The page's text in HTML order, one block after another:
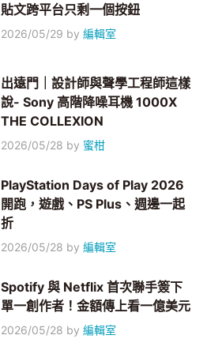
貼文跨平台只剩一個按鈕
2026/05/29 by編輯室
出遠門｜設計師與聲學工程師這樣
說- Sony 高階降噪耳機 1000X
THE COLLEXION
2026/05/28 by 蜜柑
PlayStation Days of Play 2026
開跑，遊戲、PS Plus、週邊一起
折
2026/05/28 by編輯室
Spotify 與 Netflix 首次聯手簽下
單一創作者！金額傳上看一億美元
2026/05/28 by編輯室